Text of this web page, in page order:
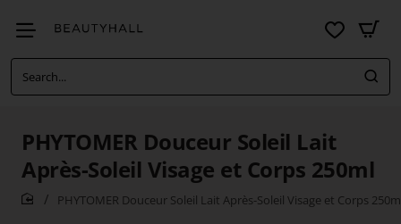
Search...
PHYTOMER Douceur Soleil Lait
Après-Soleil Visage et Corps 250ml
PHYTOMER Douceur Soleil Lait Après-Soleil Visage et Corps